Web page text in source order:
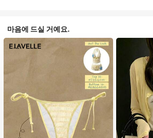
마음에 드실 거예요.